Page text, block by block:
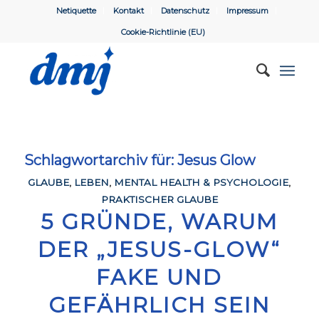
Netiquette Kontakt Datenschutz Impressum
Cookie-Richtlinie (EU)
Schlagwortarchiv für: Jesus Glow
GLAUBE, LEBEN, MENTAL HEALTH & PSYCHOLOGIE,
PRAKTISCHER GLAUBE
5 GRÜNDE, WARUM
DER „JESUS-GLOW“
FAKE UND
GEFÄHRLICH SEIN